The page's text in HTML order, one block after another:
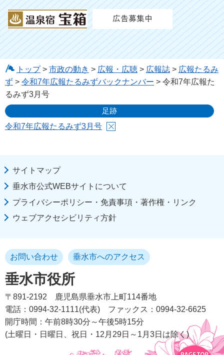
トップ> 市政の動き > 広報・広聴> 広報誌> 広報たるみ
ず > 令和7年広報たるみずバックナンバー > 令和7年広報た
るみず3月号
足跡
令和7年広報たるみず3月号
サイトマップ
垂水市公式WEBサイトについて
プライバシーポリシー・免責事項・著作権・リンク
ウェブアクセシビリティ方針
垂水市役所
お問い合わせ 垂水市へのアクセス
〒891-2192
鹿児島県垂水市上町114番地
電話：0994-32-1111(代表)
ファックス：0994-32-6625
開庁時間：午前8時30分～午後5時15分
(土曜日・日曜日、祝日・12月29日～1月3日は除く)